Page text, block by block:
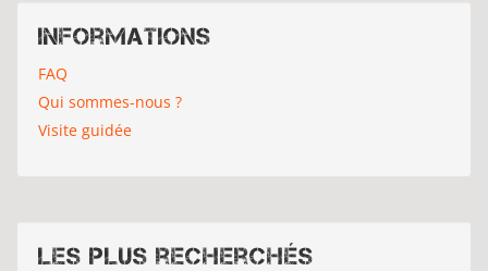
Informations
FAQ
Qui sommes-nous ?
Visite guidée
Les plus recherchés